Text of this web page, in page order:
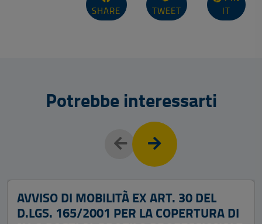
SHARE TWEET
IT
Potrebbe interessarti
AVVISO DI MOBILITÀ EX ART. 30 DEL
D.LGS. 165/2001 PER LA COPERTURA DI